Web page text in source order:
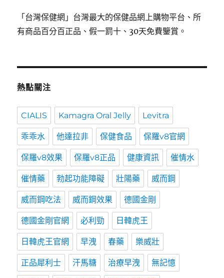
「台灣保健網」台灣最大的保健品網上購物平台、所
有商品百分百正品、假一罰十、30天免費鑒賞。
熱點關注
CIALIS Kamagra Oral Jelly Levitra
乖乖水 他達拉非 保健食品 保羅v8官網
保羅v8效果 保羅v8正品 健康資訊 催情水
催情藥 勃起功能障礙 壯陽藥 威而鋼
威而鋼吃法 威而鋼效果 德國金剛
德國金剛官網 必利勁 日韓虎王
日韓虎王官網 早洩 春藥 樂威壯
正品犀利士 汗馬糖 治療早洩 無記憶